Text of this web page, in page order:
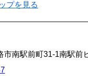
プを見る
南駅前町31-1南駅前